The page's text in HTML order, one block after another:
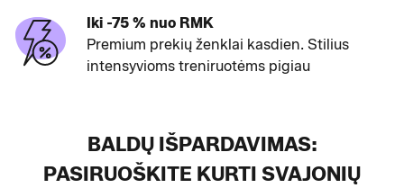
Iki -75 % nuo RMK
Premium prekių ženklai kasdien. Stilius
intensyvioms treniruotėms pigiau
BALDŲ IŠPARDAVIMAS:
PASIRUOŠKITE KURTI SVAJONIŲ